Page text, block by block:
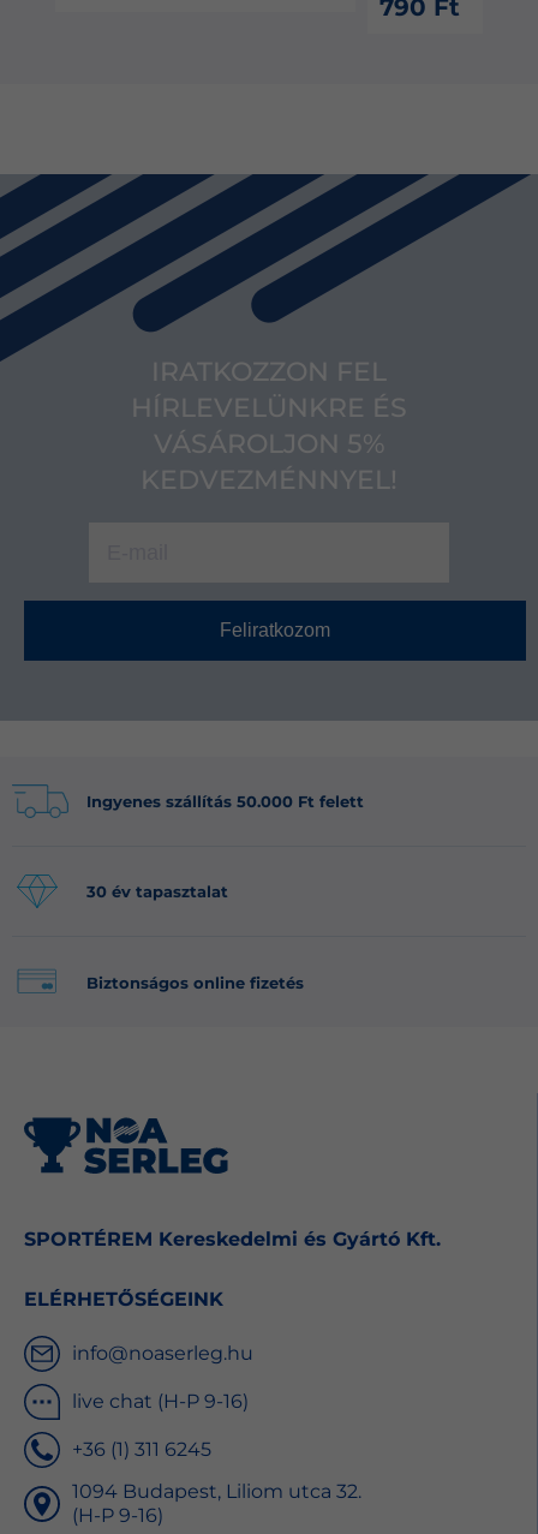
IRATKOZZON FEL
HÍRLEVELÜNKRE ÉS
VÁSÁROLJON 5%
KEDVEZMÉNNYEL!
Feliratkozom
Ingyenes szállítás 50.000 Ft felett
30 év tapasztalat
Biztonságos online fizetés
SPORTÉREM Kereskedelmi és Gyártó Kft.
ELÉRHETŐSÉGEINK
info@noaserleg.hu
live chat (H-P 9-16)
+36 (1) 311 6245
1094 Budapest, Liliom utca 32.
(H-P 9-16)